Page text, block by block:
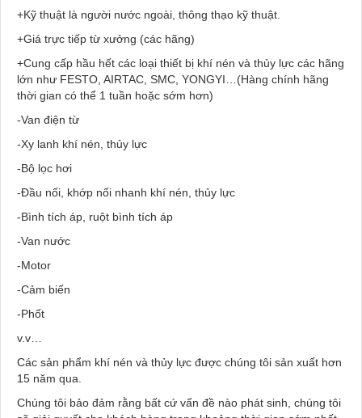
+Kỹ thuật là người nước ngoài, thông thạo kỹ thuật.
+Giá trực tiếp từ xưởng (các hãng)
+Cung cấp hầu hết các loại thiết bị khí nén và thủy lực các hãng
lớn như FESTO, AIRTAC, SMC, YONGYI…(Hàng chính hãng
thời gian có thể 1 tuần hoặc sớm hơn)
-Van điện từ
-Xy lanh khí nén, thủy lực
-Bộ lọc hơi
-Đầu nối, khớp nối nhanh khí nén, thủy lực
-Bình tích áp, ruột bình tích áp
-Van nước
-Motor
-Cảm biến
-Phốt
v.v…
Các sản phẩm khí nén và thủy lực được chúng tôi sản xuất hơn
15 năm qua.
Chúng tôi bảo đảm rằng bất cứ vấn đề nào phát sinh, chúng tôi